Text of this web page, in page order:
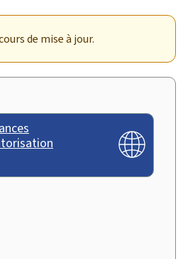
de mise à jour.